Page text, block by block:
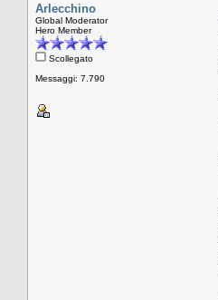
Arlecchino
Global Moderator
Hero Member
Scollegato
Messaggi: 7.790